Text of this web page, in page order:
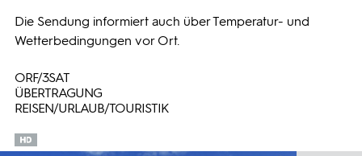
Die Sendung informiert auch über Temperatur- und
Wetterbedingungen vor Ort.
ORF/3SAT
ÜBERTRAGUNG
REISEN/URLAUB/TOURISTIK